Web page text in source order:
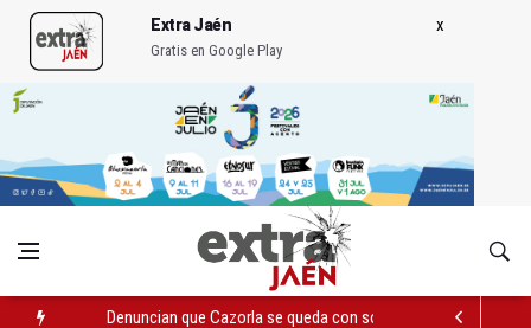
Extra Jaén
Gratis en Google Play
Denuncian que Cazorla se queda con solo dos bomberos por